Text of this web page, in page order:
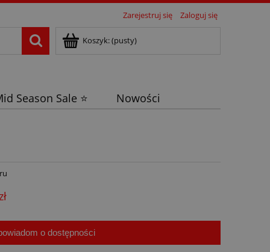
Zarejestruj się Zaloguj się
Koszyk:(pusty)
Season Sale ⭐ Nowości
o dostępności